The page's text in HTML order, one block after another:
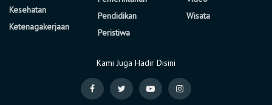
Kesehatan
Ketenagakerjaan
Pendidikan
Peristiwa
Wisata
Kami Juga Hadir Disini